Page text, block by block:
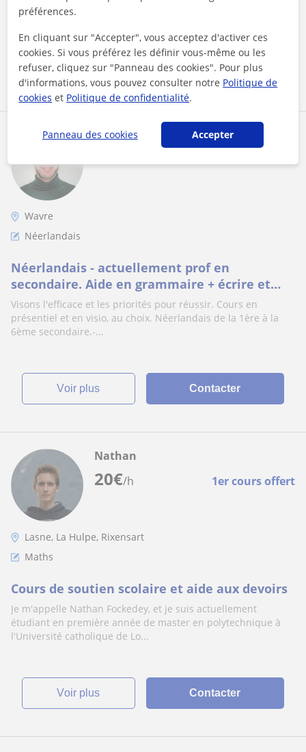
maximum 4H de mathématiques par...
voir plus Contacter
Laurent Samain
Wavre
Néerlandais
Néerlandais - actuellement prof en
secondaire. Aide en grammaire + écrire et
parler
Visons l'efficace et les priorités pour réussir. Cours en
présentiel et en visio, au choix. Néerlandais de la 1ère à la
6ème secondaire.-...
voir plus Contacter
20€/h 1er cours offert
Nathan
Lasne, La Hulpe, Rixensart
Maths
Cours de soutien scolaire et aide aux devoirs
Je m'appelle Nathan Fockedey, et je suis actuellement
étudiant en première année de master en polytechnique à
l'Université catholique de Lo...
voir plus Contacter
préférences.
En cliquant sur "Accepter", vous acceptez d'activer ces
cookies. Si vous préférez les définir vous-même ou les
refuser, cliquez sur "Panneau des cookies". Pour plus
d'informations, vous pouvez consulter notre Politique de
cookies et Politique de confidentialité.
Panneau des cookies Accepter